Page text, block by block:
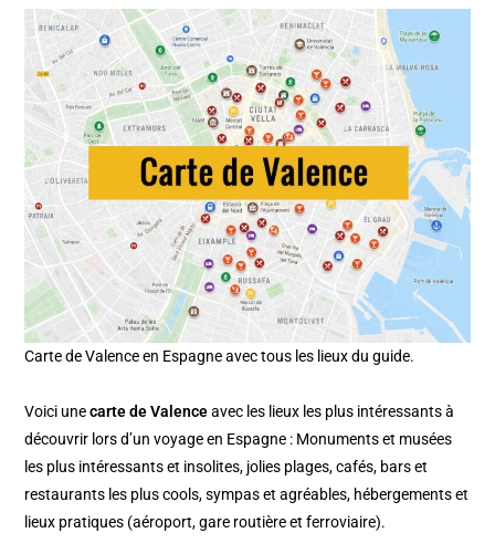
Carte de Valence en Espagne avec tous les lieux du guide.
Voici unecarte deValenceavec les lieux les plus intéressants à
découvrir lors d’un voyage en Espagne : Monuments et musées
les plus intéressants et insolites, jolies plages, cafés, bars et
restaurants les plus cools, sympas et agréables, hébergements et
lieux pratiques (aéroport, gare routière et ferroviaire).